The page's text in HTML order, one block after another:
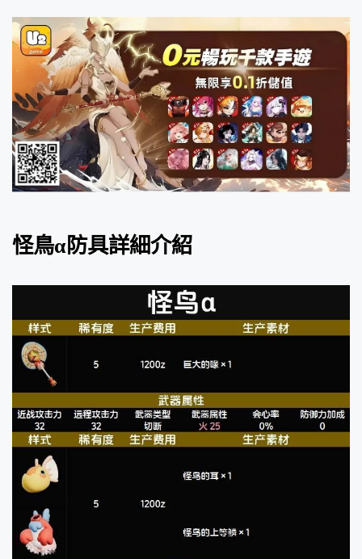
怪鳥α防具詳細介紹